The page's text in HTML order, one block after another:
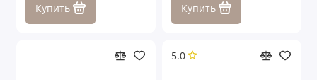
Купить Купить
5.0